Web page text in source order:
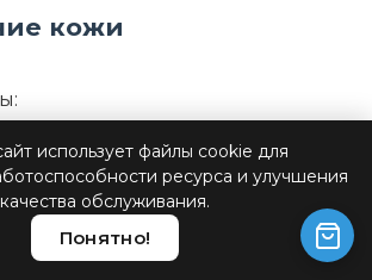
кожи
давление протеза.
реакция на материалы.
использует файлы cookie для
ресурса и улучшения
качества обслуживания.
Понятно!